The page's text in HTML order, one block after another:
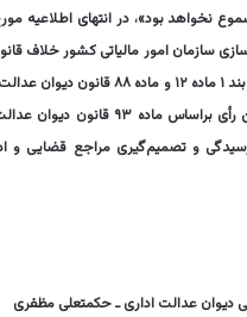
سازمان امور مالیاتی کشور خلاف
ابطال می‌شود. این رأی براساس
) در رسیدگی و تصمیم‌گیری مراجع قضایی
عدالت اداری ـ حکمتعلی مظفری